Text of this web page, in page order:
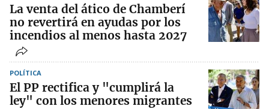
La venta del ático de Chamberí
no revertirá en ayudas por los
incendios al menos hasta 2027
POLÍTICA
El PP rectifica y "cumplirá la
ley" con los menores migrantes